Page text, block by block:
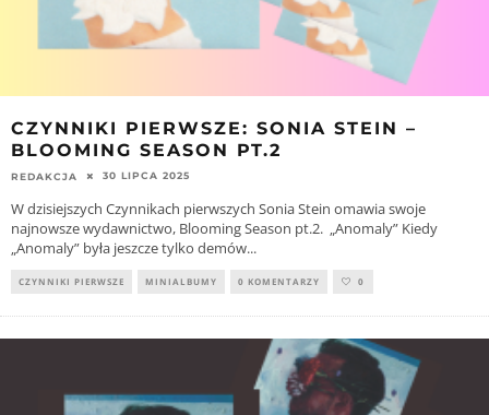
CZYNNIKI PIERWSZE: SONIA STEIN –
BLOOMING SEASON PT.2
REDAKCJA 30 LIPCA 2025
W dzisiejszych Czynnikach pierwszych Sonia Stein omawia swoje
najnowsze wydawnictwo, Blooming Season pt.2. „Anomaly” Kiedy
„Anomaly” była jeszcze tylko demów...
CZYNNIKI PIERWSZE MINIALBUMY 0 KOMENTARZY 0